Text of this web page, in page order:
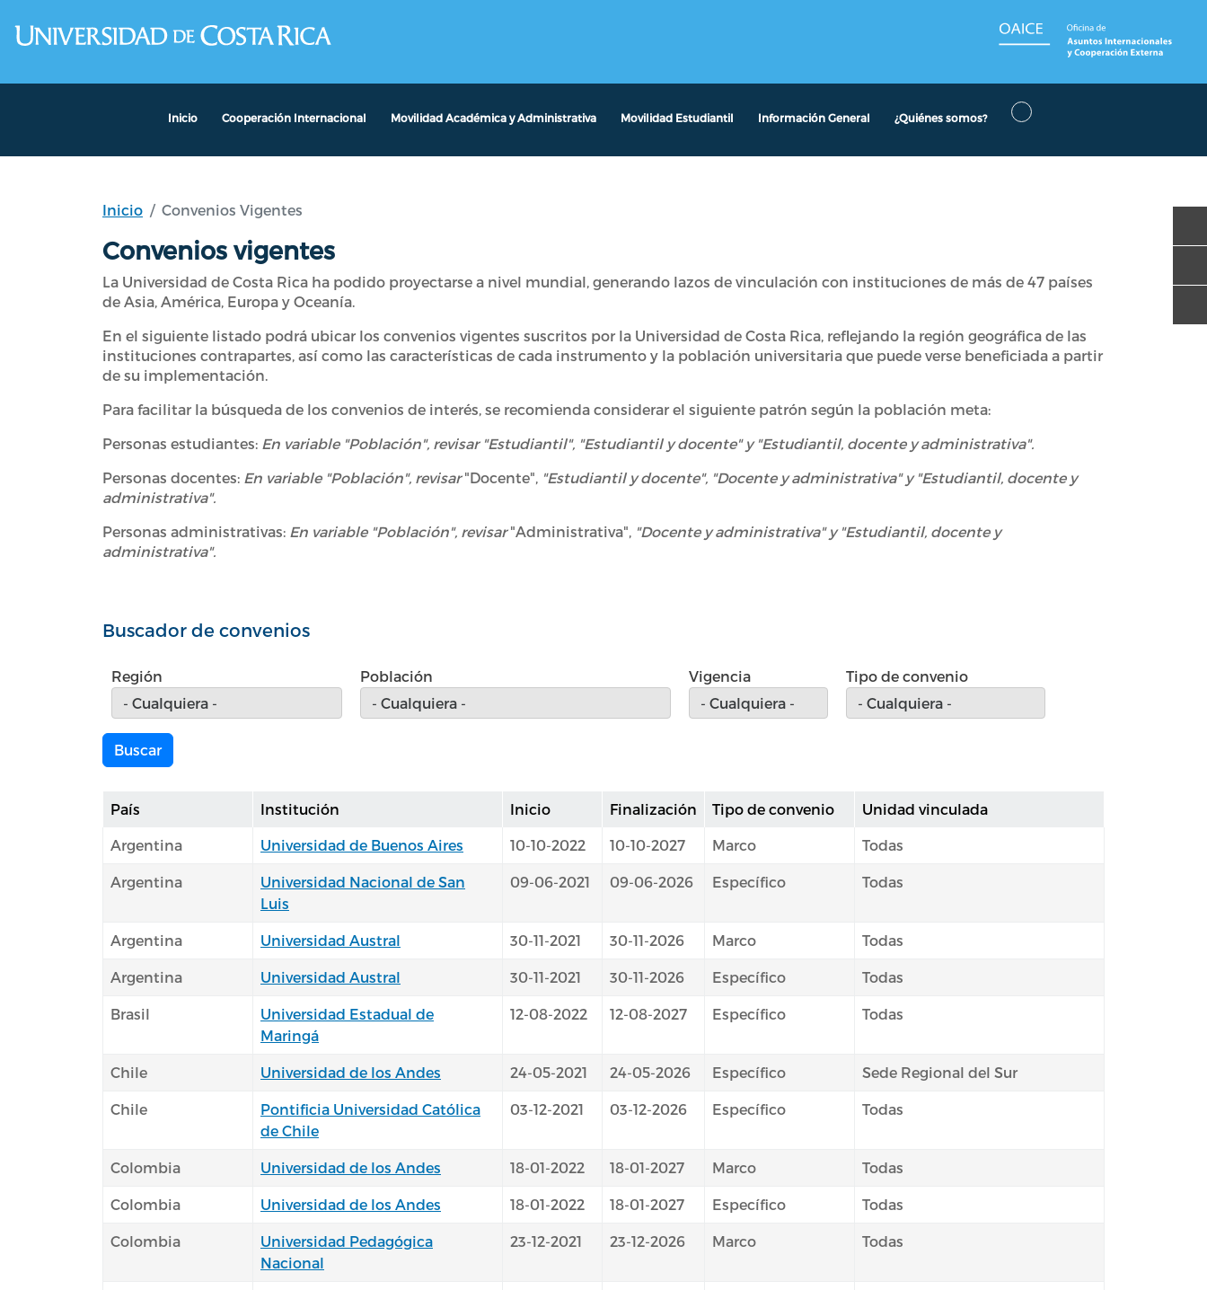
Inicio Cooperación Internacional Movilidad Académica y Administrativa Movilidad Estudiantil Información General ¿Quiénes somos?
Inicio Convenios Vigentes
Convenios vigentes
La Universidad de Costa Rica ha podido proyectarse a nivel mundial, generando lazos de vinculación con instituciones de más de 47 países
de Asia, América, Europa y Oceanía.
En el siguiente listado podrá ubicar los convenios vigentes suscritos por la Universidad de Costa Rica, reflejando la región geográfica de las
instituciones contrapartes, así como las características de cada instrumento y la población universitaria que puede verse beneficiada a partir
de su implementación.
Para facilitar la búsqueda de los convenios de interés, se recomienda considerar el siguiente patrón según la población meta:
Personas estudiantes: En variable "Población", revisar "Estudiantil", "Estudiantil y docente" y "Estudiantil, docente y administrativa".
Personas docentes: En variable "Población", revisar"Docente", "Estudiantil y docente", "Docente y administrativa" y "Estudiantil, docente y
administrativa".
Personas administrativas: En variable "Población", revisar"Administrativa", "Docente y administrativa" y "Estudiantil, docente y
administrativa".
Buscador de convenios
Región Población Vigencia Tipo de convenio
Buscar
País Institución Inicio Finalización Tipo de convenio Unidad vinculada
Argentina Universidad de Buenos Aires 10-10-2022 10-10-2027 Marco Todas
Argentina
Universidad Nacional de San
Luis
09-06-2021 09-06-2026 Específico Todas
Argentina Universidad Austral 30-11-2021 30-11-2026 Marco Todas
Argentina Universidad Austral 30-11-2021 30-11-2026 Específico Todas
Brasil
Universidad Estadual de
Maringá
12-08-2022 12-08-2027 Específico Todas
Chile Universidad de los Andes 24-05-2021 24-05-2026 Específico Sede Regional del Sur
Chile
Pontificia Universidad Católica
de Chile
03-12-2021 03-12-2026 Específico Todas
Colombia Universidad de los Andes 18-01-2022 18-01-2027 Marco Todas
Colombia Universidad de los Andes 18-01-2022 18-01-2027 Específico Todas
Colombia
Universidad Pedagógica
Nacional
23-12-2021 23-12-2026 Marco Todas